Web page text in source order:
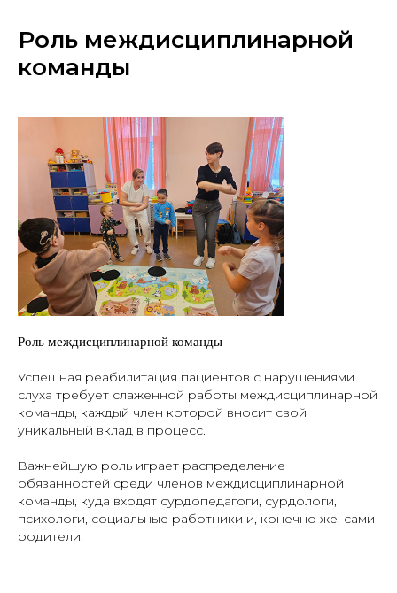
Роль междисциплинарной
команды
Роль междисциплинарной команды
Успешная реабилитация пациентов с нарушениями
слуха требует слаженной работы междисциплинарной
команды, каждый член которой вносит свой
уникальный вклад в процесс.
Важнейшую роль играет распределение
обязанностей среди членов междисциплинарной
команды, куда входят сурдопедагоги, сурдологи,
психологи, социальные работники и, конечно же, сами
родители.